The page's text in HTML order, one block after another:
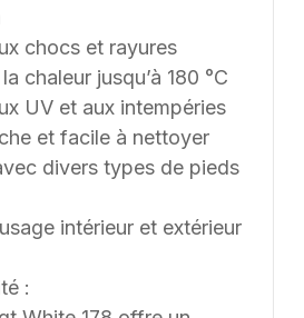
chocs et rayures
chaleur jusqu’à 180 °C
UV et aux intempéries
et facile à nettoyer
divers types de pieds
intérieur et extérieur
: